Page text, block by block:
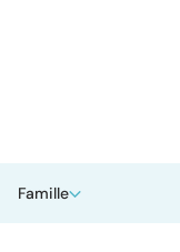
Famille